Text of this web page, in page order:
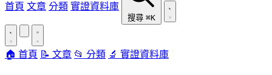
首頁 文章 分類 實證資料庫
搜尋 ⌘K
🏠 首頁 📝 文章 📂 分類 🔬 實證資料庫